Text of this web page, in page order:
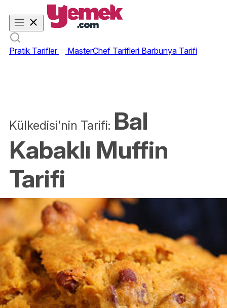
Pratik Tarifler MasterChef Tarifleri Barbunya Tarifi
Külkedisi'nin Tarifi: Bal
Kabaklı Muffin
Tarifi